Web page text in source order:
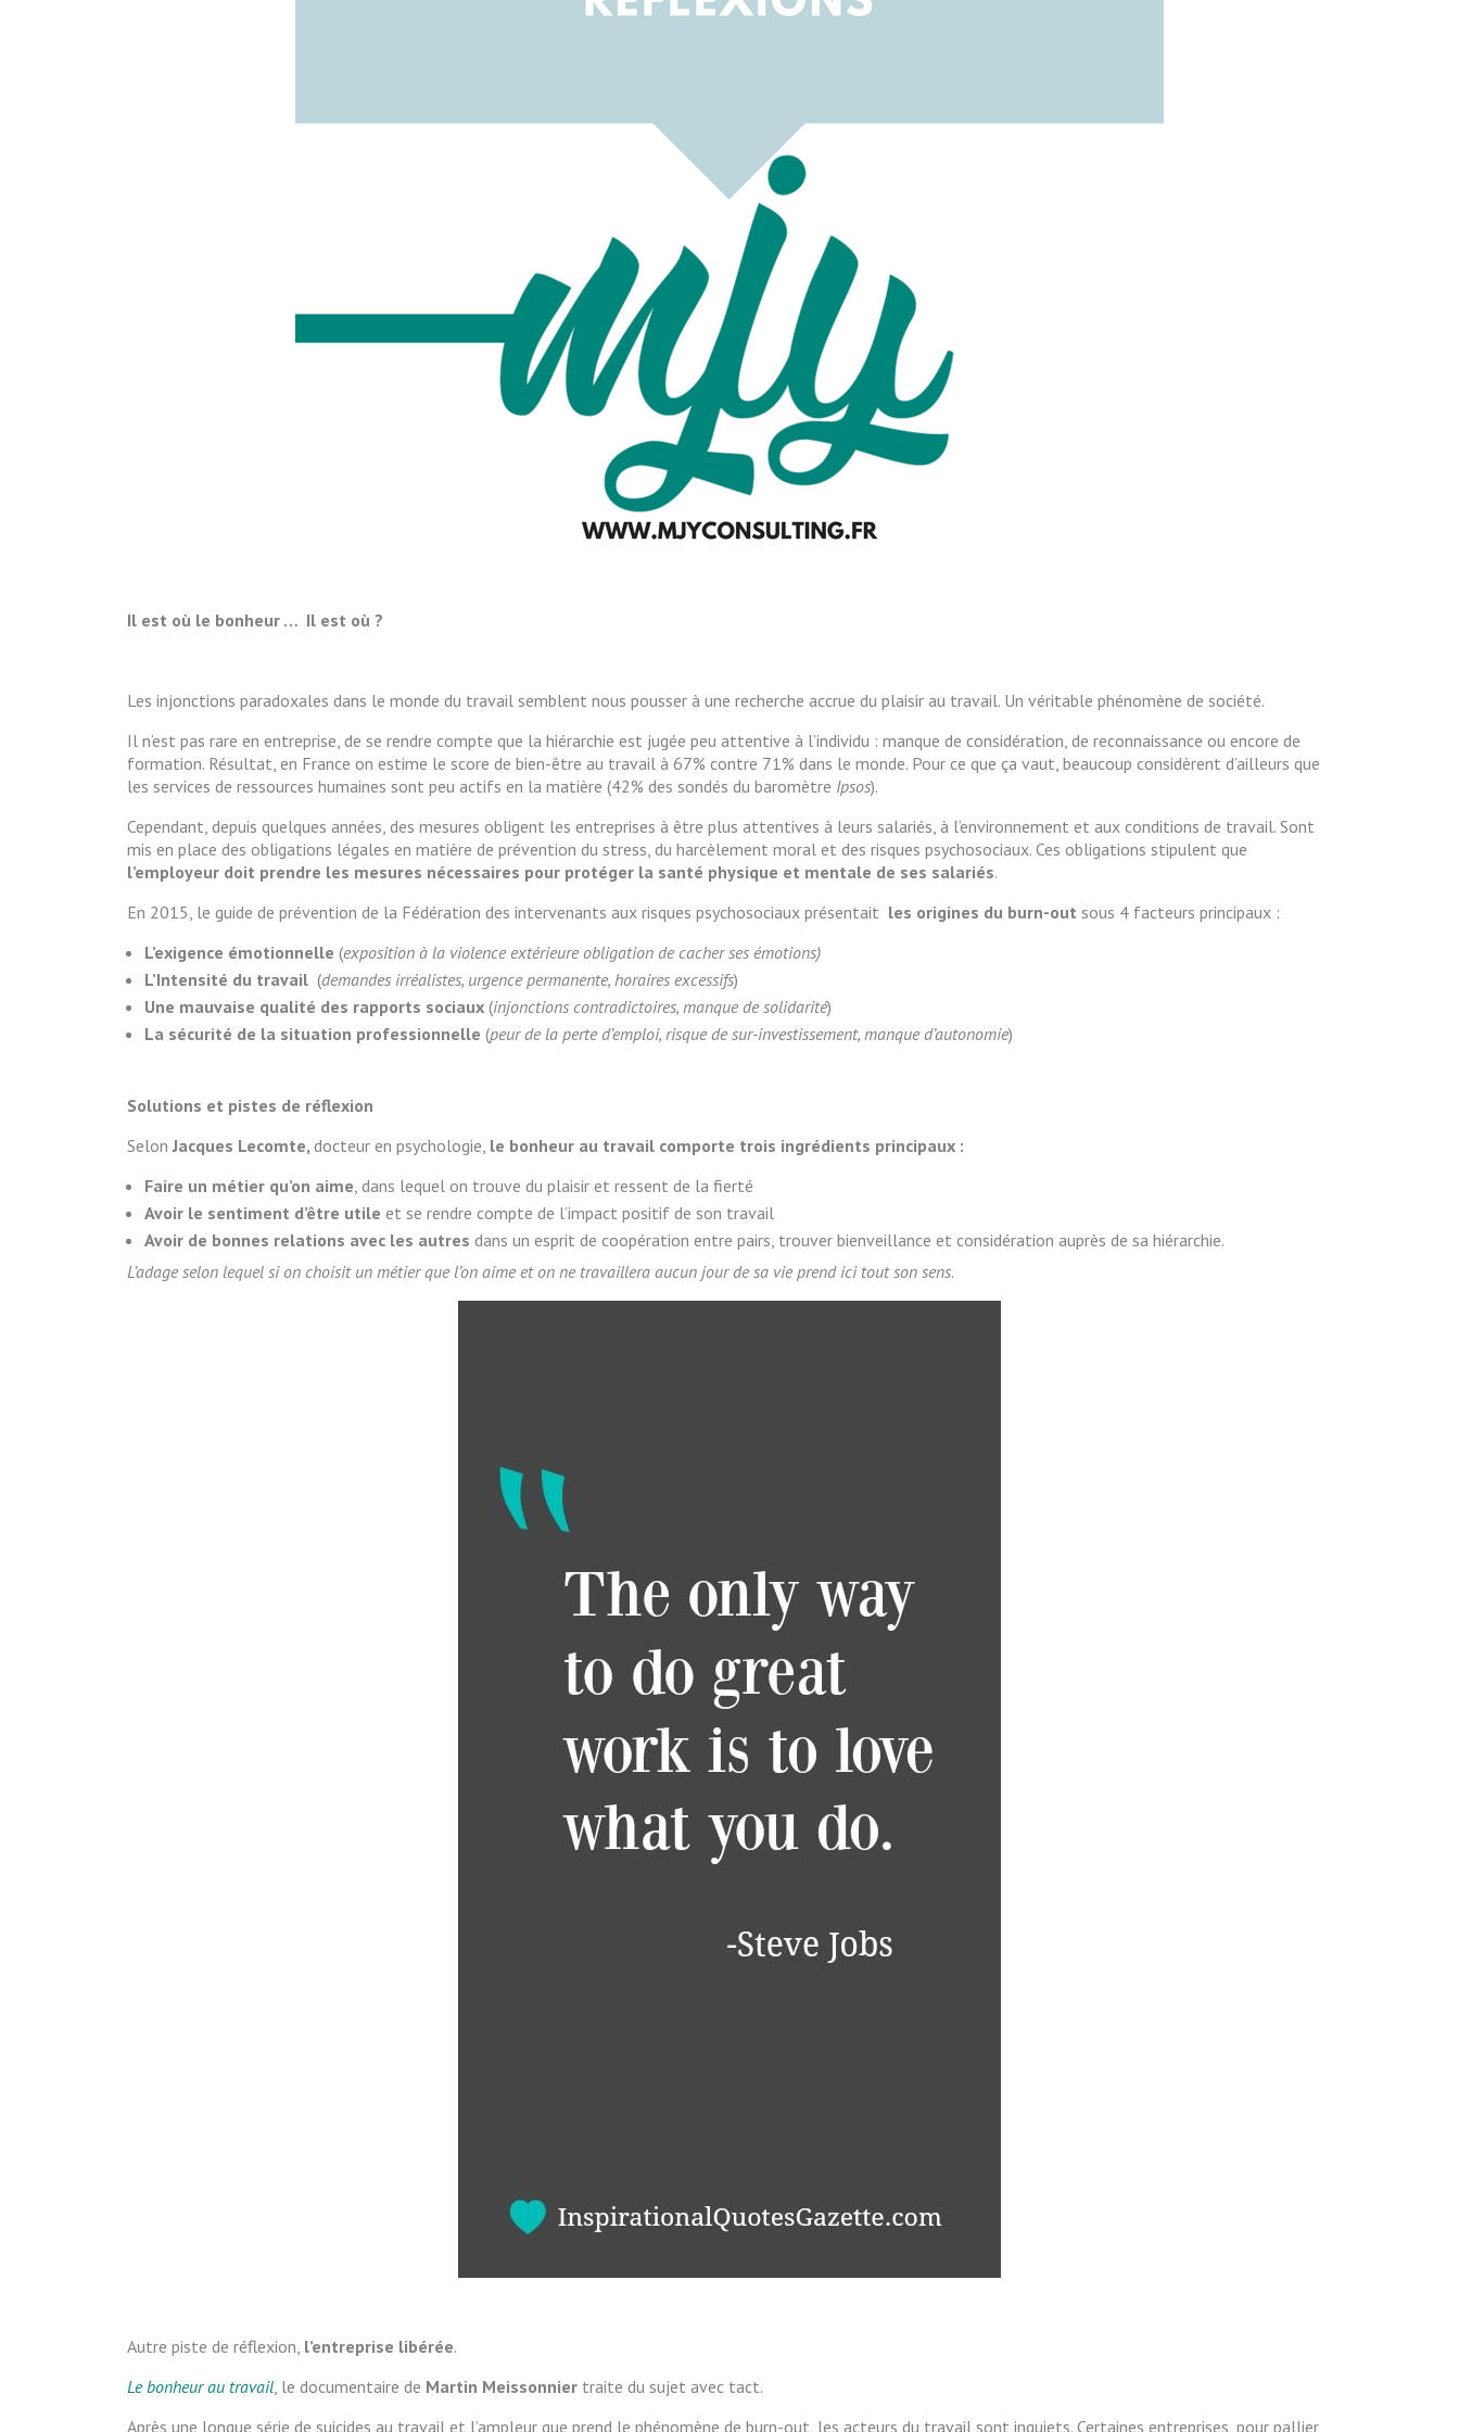
Il est où le bonheur … Il est où ?
Les injonctions paradoxales dans le monde du travail semblent nous pousser à une recherche accrue du plaisir au travail. Un véritable phénomène de société.
Il n’est pas rare en entreprise, de se rendre compte que la hiérarchie est jugée peu attentive à l’individu : manque de considération, de reconnaissance ou encore de
formation. Résultat, en France on estime le score de bien-être au travail à 67% contre 71% dans le monde. Pour ce que ça vaut, beaucoup considèrent d’ailleurs que
les services de ressources humaines sont peu actifs en la matière (42% des sondés du baromètre Ipsos).
Cependant, depuis quelques années, des mesures obligent les entreprises à être plus attentives à leurs salariés, à l’environnement et aux conditions de travail. Sont
mis en place des obligations légales en matière de prévention du stress, du harcèlement moral et des risques psychosociaux. Ces obligations stipulent que
l’employeur doit prendre les mesures nécessaires pour protéger la santé physique et mentale de ses salariés.
En 2015, le guide de prévention de la Fédération des intervenants aux risques psychosociaux présentait les origines du burn-out sous 4 facteurs principaux :
L’exigence émotionnelle (exposition à la violence extérieure obligation de cacher ses émotions)
L’Intensité du travail (demandes irréalistes, urgence permanente, horaires excessifs)
Une mauvaise qualité des rapports sociaux (injonctions contradictoires, manque de solidarité)
La sécurité de la situation professionnelle (peur de la perte d’emploi, risque de sur-investissement, manque d’autonomie)
Solutions et pistes de réflexion
SelonJacques Lecomte, docteur en psychologie, le bonheur au travail comporte trois ingrédients principaux :
Faire un métier qu’on aime, dans lequel on trouve du plaisir et ressent de la fierté
Avoir le sentiment d’être utile et se rendre compte de l’impact positif de son travail
Avoir de bonnes relations avec les autres dans un esprit de coopération entre pairs, trouver bienveillance et considération auprès de sa hiérarchie.
L’adage selon lequel si on choisit un métier que l’on aime et on ne travaillera aucun jour de sa vie prend ici tout son sens.
Autre piste de réflexion, l’entreprise libérée.
Le bonheur au travail, le documentaire de Martin Meissonnier traite du sujet avec tact.
Après une longue série de suicides au travail et l’ampleur que prend le phénomène de burn-out, les acteurs du travail sont inquiets. Certaines entreprises, pour pallier